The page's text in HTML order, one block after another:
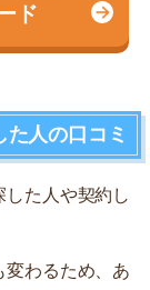
ド
人の口コミ
た人や契約し
変わるため、あ